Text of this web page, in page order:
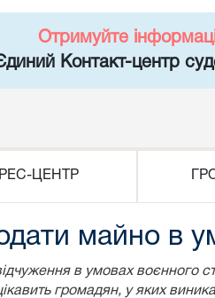
Отримуйте
Контакт-центр
ЦЕНТР
майно в
в умовах воєнного
громадян, у яких